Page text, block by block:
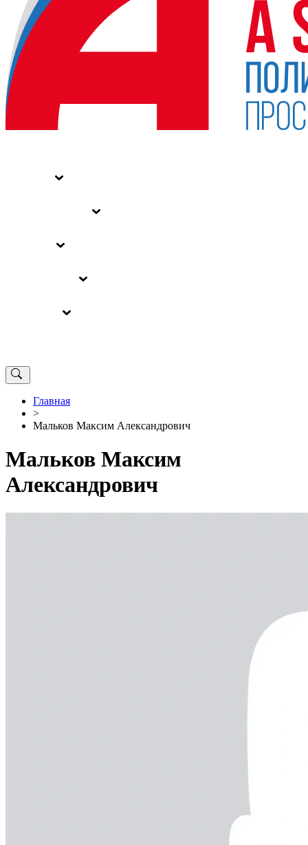
Главная
>
Мальков Максим Александрович
Мальков Максим
Александрович